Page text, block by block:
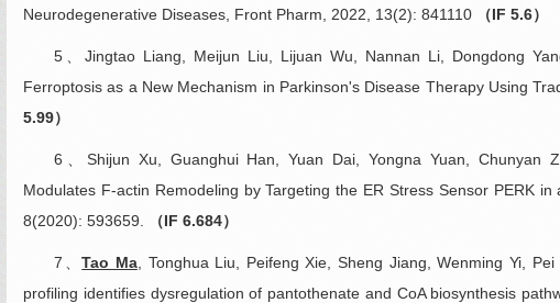
Neurodegenerative Diseases, Front Pharm, 2022, 13(2): 841110
（IF 5.6）
5、Jingtao Liang, Meijun Liu, Lijuan Wu, Nannan Li, Dongdong
Ferroptosis as a New Mechanism in Parkinson's Disease Therapy Using
5.99）
6、Shijun Xu, Guanghui Han, Yuan Dai, Yongna Yuan, Chunyan
Modulates F-actin Remodeling by Targeting the ER Stress Sensor PERK
8(2020): 593659.
（IF 6.684）
7、Tao Ma, Tonghua Liu, Peifeng Xie, Sheng Jiang, Wenming Yi,
profiling identifies dysregulation of pantothenate and CoA biosynthesis